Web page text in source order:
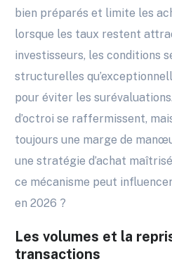
bien préparés et limite les
lorsque les taux restent
investisseurs, les conditions
structurelles
pour éviter les
d’octroi se raffermissent,
toujours une marge de
une stratégie d’achat
ce mécanisme peut
en 2026 ?
Les volumes et la
transactions